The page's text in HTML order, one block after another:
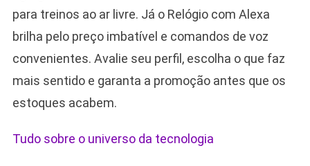
para treinos ao ar livre. Já o Relógio com Alexa
brilha pelo preço imbatível e comandos de voz
convenientes. Avalie seu perfil, escolha o que faz
mais sentido e garanta a promoção antes que os
estoques acabem.
Tudo sobre o universo da tecnologia